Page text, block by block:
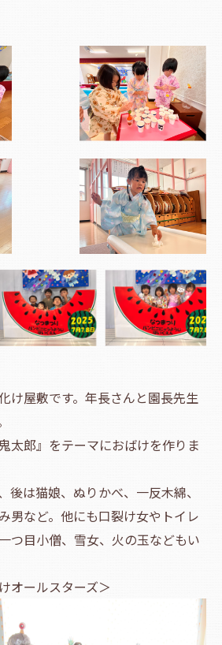
け屋敷です。年長さんと園長先生
太郎』をテーマにおばけを作りま
後は猫娘、ぬりかべ、一反木綿、
男など。他にも口裂け女やトイレ
つ目小僧、雪女、火の玉などもい
オールスターズ＞